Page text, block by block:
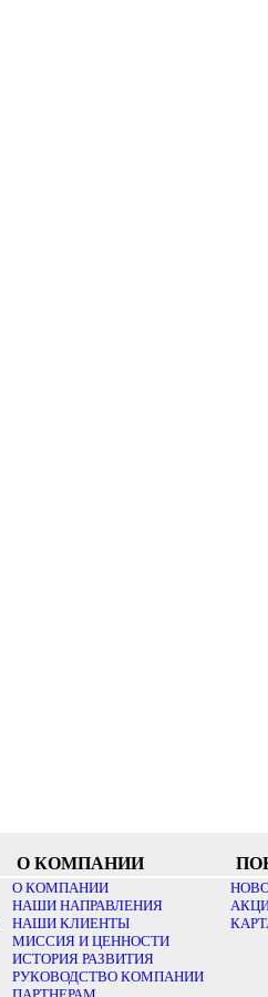
О КОМПАНИИ
О КОМПАНИИ
НАШИ НАПРАВЛЕНИЯ
НАШИ КЛИЕНТЫ
МИССИЯ И ЦЕННОСТИ
ИСТОРИЯ РАЗВИТИЯ
РУКОВОДСТВО КОМПАНИИ